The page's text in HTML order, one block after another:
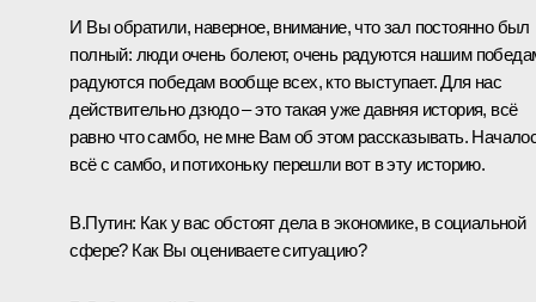
И Вы обратили, наверное, внимание, что зал постоянно был
полный: люди очень болеют, очень радуются нашим
радуются победам вообще всех, кто выступает. Для нас
действительно дзюдо – это такая уже давняя история, всё
равно что самбо, не мне Вам об этом рассказывать.
всё с самбо, и потихоньку перешли вот в эту историю.
В.Путин: Как у вас обстоят дела в экономике, в социальной
сфере? Как Вы оцениваете ситуацию?